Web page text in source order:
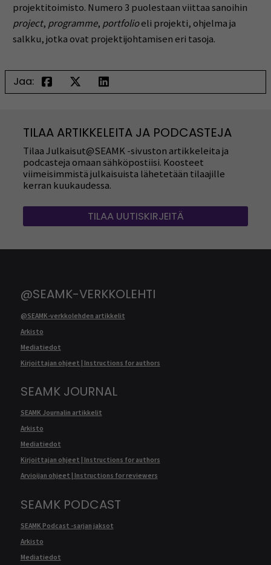
projektitoimisto. Numero 3 puolestaan viittaa sanoihin
project, programme, portfolioeli projekti, ohjelma ja
salkku, jotka ovat projektijohtamisen eri tasoja.
Jaa:
TILAA ARTIKKELEITA JA PODCASTEJA
Tilaa Julkaisut@SEAMK -sivuston artikkeleita ja
podcasteja omaan sähköpostiisi. Koosteet
viimeisimmistä julkaisuista lähetetään tilaajille
kerran kuukaudessa.
TILAA UUTISKIRJEITÄ
@SEAMK-VERKKOLEHTI
@SEAMK-verkkolehden artikkelit
Arkisto
Mediatiedot
Kirjoittajan ohjeet | Instructions for authors
SEAMK JOURNAL
SEAMK Journalin artikkelit
Arkisto
Mediatiedot
Kirjoittajan ohjeet | Instructions for authors
Arvioijan ohjeet | Instructions for reviewers
SEAMK PODCAST
SEAMK Podcast -sarjan jaksot
Arkisto
Mediatiedot